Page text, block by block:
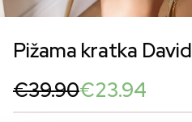
Pižama kratka David
€39.90
Original
price
€23.94
Current
price